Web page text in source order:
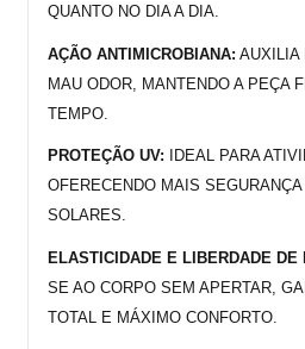
QUANTO NO DIA A DIA.
AÇÃO ANTIMICROBIANA: AUXILIA
MAU ODOR, MANTENDO A PEÇA
TEMPO.
PROTEÇÃO UV: IDEAL PARA
OFERECENDO MAIS
SOLARES.
ELASTICIDADE E LIBERDADE DE
SE AO CORPO SEM APERTAR,
TOTAL E MÁXIMO CONFORTO.